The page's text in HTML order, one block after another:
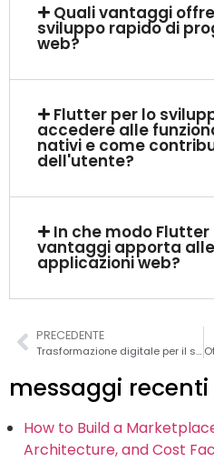
Quali vantaggi
sviluppo rapido di
web?
Flutter per lo
accedere alle
nativi e come
dell'utente?
In che modo
vantaggi apporta
applicazioni web?
PRECEDENTE
Trasformazione digitale per il settore della vendita al dettaglio
messaggi recenti
How to Build a
Architecture, and Cost